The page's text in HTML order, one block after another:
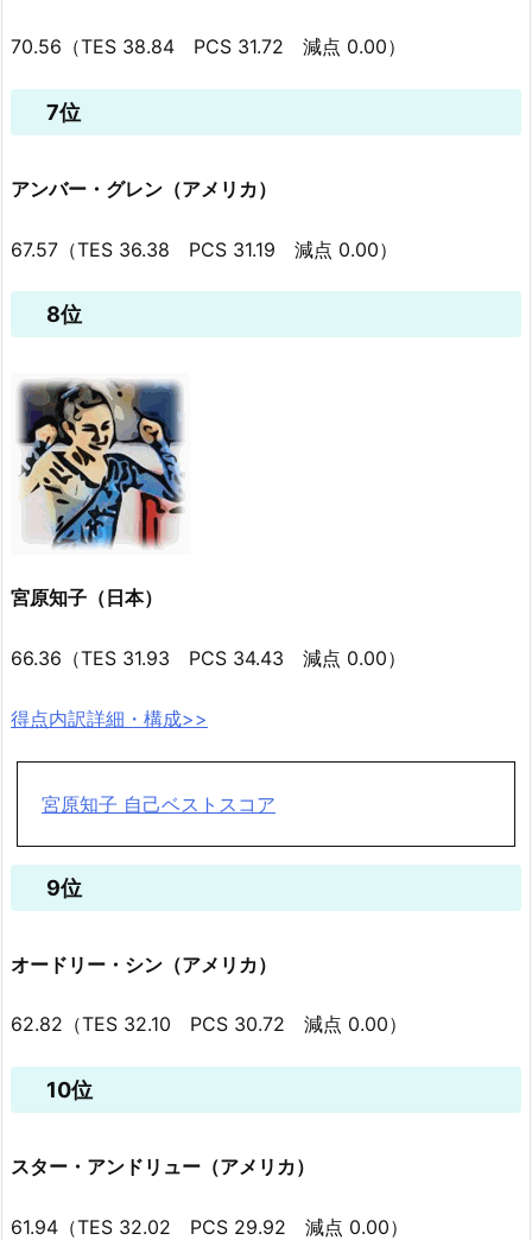
70.56（TES 38.84 PCS 31.72 減点 0.00）
7位
アンバー・グレン（アメリカ）
67.57（TES 36.38 PCS 31.19 減点 0.00）
8位
宮原知子（日本）
66.36（TES 31.93 PCS 34.43 減点 0.00）
得点内訳詳細・構成>>
宮原知子 自己ベストスコア
9位
オードリー・シン（アメリカ）
62.82（TES 32.10 PCS 30.72 減点 0.00）
10位
スター・アンドリュー（アメリカ）
61.94（TES 32.02 PCS 29.92 減点 0.00）